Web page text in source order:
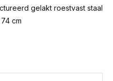
gelakt roestvast staal
cm